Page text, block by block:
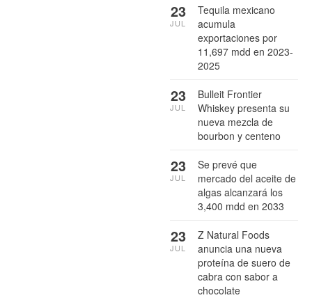
Tequila mexicano
acumula
exportaciones por
11,697 mdd en 2023-
2025
23
JUL
Bulleit Frontier
Whiskey presenta su
nueva mezcla de
bourbon y centeno
23
JUL
Se prevé que
mercado del aceite de
algas alcanzará los
3,400 mdd en 2033
23
JUL
Z Natural Foods
anuncia una nueva
proteína de suero de
cabra con sabor a
chocolate
23
JUL